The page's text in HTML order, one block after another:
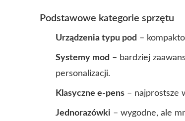
Podstawowe kategorie sprzętu
Urządzenia typu pod –
Systemy mod – bardziej
personalizacji.
Klasyczne e-pens – najprostsze
Jednorazówki – wygodne, ale